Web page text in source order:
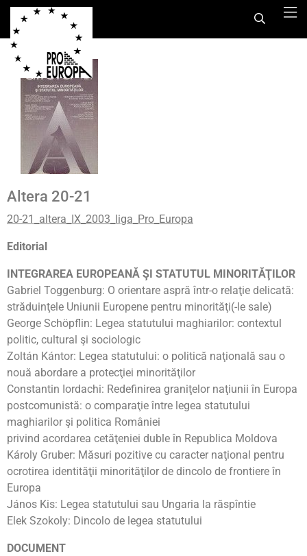
Altera 20-21
20-21_altera_IX_2003_liga_Pro_Europa
Editorial
INTEGRAREA EUROPEANĂ ŞI STATUTUL MINORITĂŢILOR
Gabriel Toggenburg: O orientare aspră într-o relaţie delicată:
străduinţele Uniunii Europene pentru minorităţi(-le sale)
George Schöpflin: Legea statutului maghiarilor: contextul
politic, cultural şi sociologic
Zoltán Kántor: Legea statutului: o politică naţională sau o
nouă abordare a protecţiei minorităţilor
Constantin Iordachi: Redefinirea graniţelor naţiunii în Europa
postcomunistă: o comparaţie între legea statutului
maghiarilor şi politica României
privind acordarea cetăţeniei duble în Republica Moldova
Károly Gruber: Măsuri pozitive cu caracter naţional pentru
ocrotirea identităţii minorităţilor de dincolo de frontiere în
Europa
János Kis: Legea statutului sau Ungaria la răspîntie
Elek Szokoly: Dincolo de legea statutului
DOCUMENT